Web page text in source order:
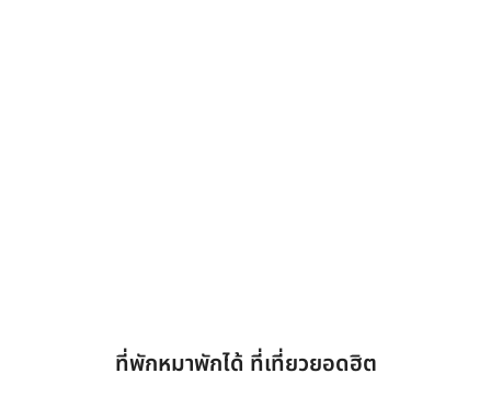
ที่พักหมาพักได้ ที่เที่ยวยอดฮิต